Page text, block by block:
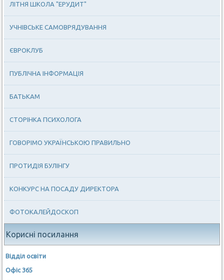
ЛІТНЯ ШКОЛА "ЕРУДИТ"
УЧНІВСЬКЕ САМОВРЯДУВАННЯ
ЄВРОКЛУБ
ПУБЛІЧНА ІНФОРМАЦІЯ
БАТЬКАМ
СТОРІНКА ПСИХОЛОГА
ГОВОРІМО УКРАЇНСЬКОЮ ПРАВИЛЬНО
ПРОТИДІЯ БУЛІНГУ
КОНКУРС НА ПОСАДУ ДИРЕКТОРА
ФОТОКАЛЕЙДОСКОП
Корисні посилання
Відділ освіти
Офіс 365